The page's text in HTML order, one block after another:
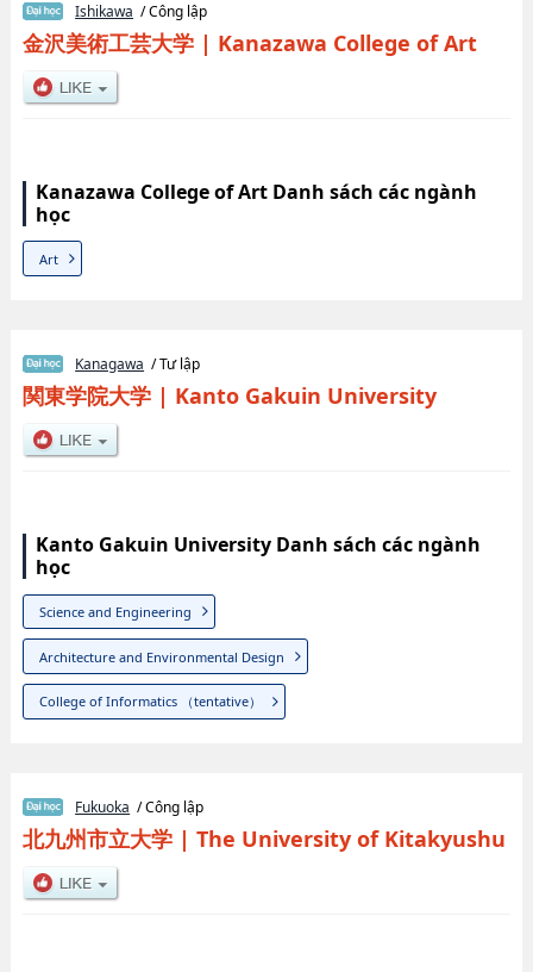
Ishikawa / Công lập
金沢美術工芸大学| Kanazawa College of Art
Kanazawa College of Art Danh sách các ngành
học
Art
Kanagawa / Tư lập
関東学院大学| Kanto Gakuin University
Kanto Gakuin University Danh sách các ngành
học
Science and Engineering
Architecture and Environmental Design
College of Informatics （tentative）
Fukuoka / Công lập
北九州市立大学| The University of Kitakyushu